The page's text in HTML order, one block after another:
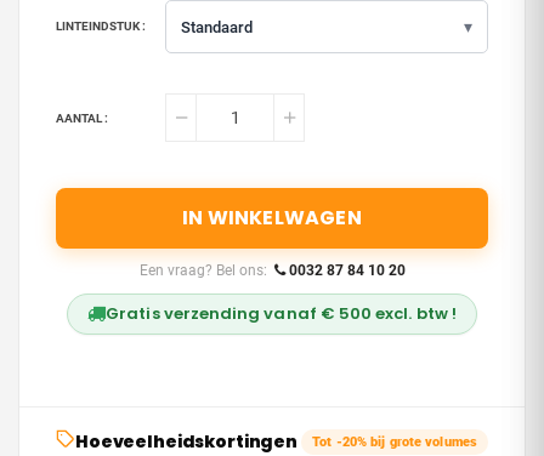
LINTEINDSTUK : Standaard ▾
AANTAL :
IN WINKELWAGEN
Een vraag? Bel ons: 0032 87 84 10 20
Gratis verzending vanaf € 500 excl. btw !
Hoeveelheidskortingen Tot -20% bij grote volumes